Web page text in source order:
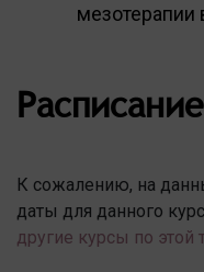
мезотерапии
К сожалению, на
даты для данного
другие курсы по этой